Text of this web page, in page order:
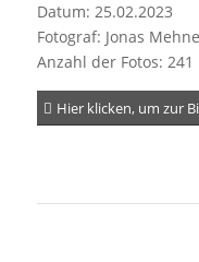
Datum: 25.02.2023
Fotograf: Jonas
Anzahl der Fotos: 241
Hier klicken, um zur